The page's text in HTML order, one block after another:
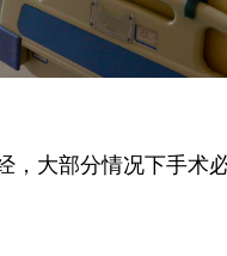
大部分情况下手